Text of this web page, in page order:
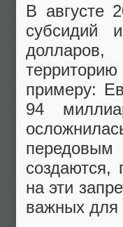
В августе
субсидий
долларов,
примеру:
94
создаются,
на эти
важных для